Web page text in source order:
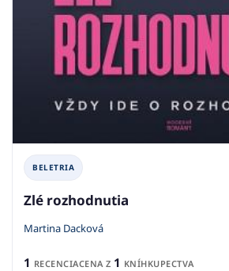
BELETRIA
Zlé rozhodnutia
Martina Dacková
1 RECENCIACENA Z 1 KNÍHKUPECTVA